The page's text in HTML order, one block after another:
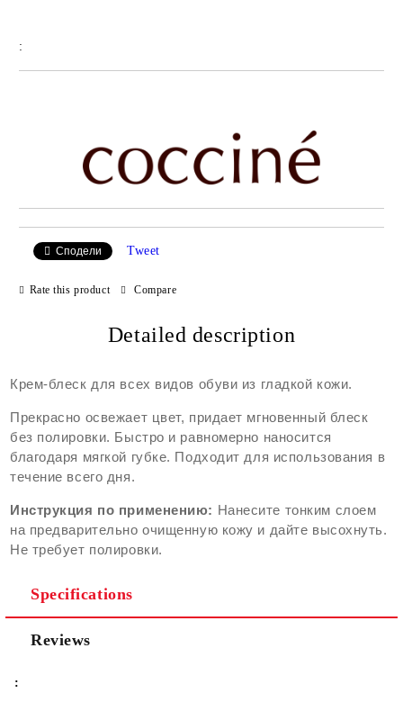
:
Сподели Tweet
Rate this product Compare
Detailed description
Крем-блеск для всех видов обуви из гладкой кожи.
Прекрасно освежает цвет, придает мгновенный блеск
без полировки. Быстро и равномерно наносится
благодаря мягкой губке. Подходит для использования в
течение всего дня.
Инструкция по применению: Нанесите тонким слоем
на предварительно очищенную кожу и дайте высохнуть.
Не требует полировки.
Specifications
Reviews
: